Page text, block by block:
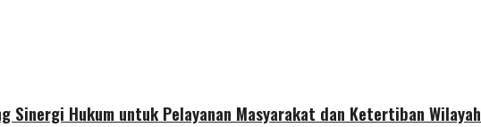
Sinergi Hukum untuk Pelayanan Masyarakat dan Ketertiban Wilayah